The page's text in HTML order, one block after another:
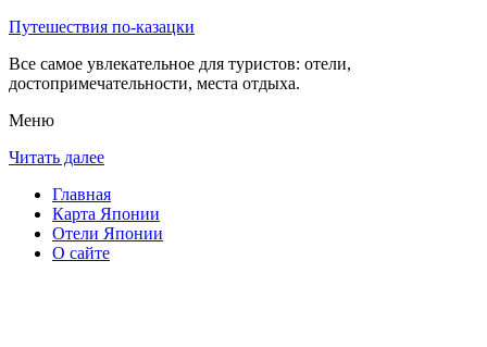
Путешествия по-казацки
Все самое увлекательное для туристов: отели,
достопримечательности, места отдыха.
Меню
Читать далее
Главная
Карта Японии
Отели Японии
О сайте